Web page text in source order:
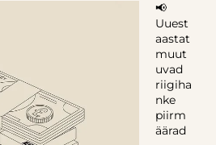
📢
Uuest
aastat
muut
uvad
riigiha
nke
piirm
äärad